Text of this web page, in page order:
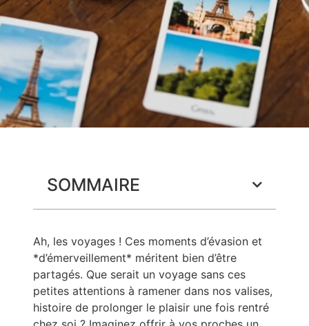
SOMMAIRE
Ah, les voyages ! Ces moments d’évasion et
*d’émerveillement* méritent bien d’être
partagés. Que serait un voyage sans ces
petites attentions à ramener dans nos valises,
histoire de prolonger le plaisir une fois rentré